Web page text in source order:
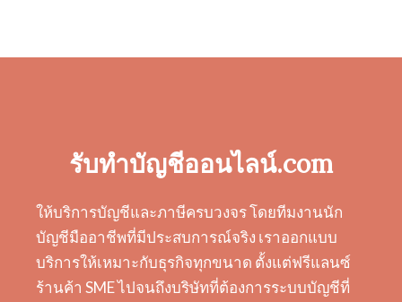
รับทำบัญชีออนไลน์.com
ให้บริการบัญชีและภาษีครบวงจร โดยทีมงานนัก
บัญชีมืออาชีพที่มีประสบการณ์จริง เราออกแบบ
บริการให้เหมาะกับธุรกิจทุกขนาด ตั้งแต่ฟรีแลนซ์
ร้านค้า SME ไปจนถึงบริษัทที่ต้องการระบบบัญชีที่